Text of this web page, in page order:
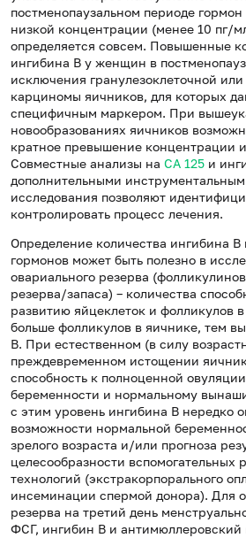
постменопаузальном периоде
низкой концентрации (менее 10 пг/
определяется совсем. Повышенные
ингибина В у женщин в
исключения гранулезоклеточной
карциномы яичников, для которых
специфичным маркером. При
новообразованиях яичников
кратное превышение концентрации
Совместные анализы на СА 125 и
дополнительными
исследования позволяют
контролировать процесс лечения.
Определение количества ингибина В
гормонов может быть полезно в
овариального резерва
резерва/запаса) – количества
развитию яйцеклеток и фолликулов
больше фолликулов в яичнике, тем
В. При естественном (в силу
преждевременном истощении
способность к полноценной
беременности и нормальному
с этим уровень ингибина В нередко
возможности нормальной
зрелого возраста и/или прогноза
целесообразности вспомогательных
технологий (экстракорпорального
инсеминации спермой донора). Для
резерва на третий день
ФСГ, ингибин В и антимюллеровский